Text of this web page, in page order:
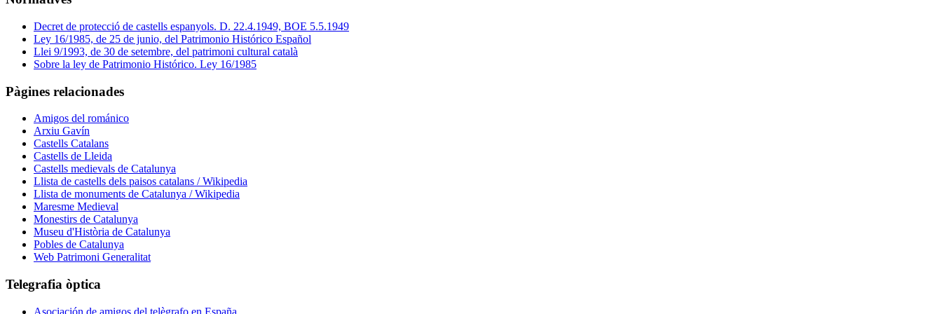
Decret de protecció de castells espanyols. D. 22.4.1949, BOE 5.5.1949
Ley 16/1985, de 25 de junio, del Patrimonio Histórico Español
Llei 9/1993, de 30 de setembre, del patrimoni cultural català
Sobre la ley de Patrimonio Histórico. Ley 16/1985
Pàgines relacionades
Amigos del románico
Arxiu Gavín
Castells Catalans
Castells de Lleida
Castells medievals de Catalunya
Llista de castells dels paisos catalans / Wikipedia
Llista de monuments de Catalunya / Wikipedia
Maresme Medieval
Monestirs de Catalunya
Museu d'Història de Catalunya
Pobles de Catalunya
Web Patrimoni Generalitat
Telegrafia òptica
Asociación de amigos del telègrafo en España